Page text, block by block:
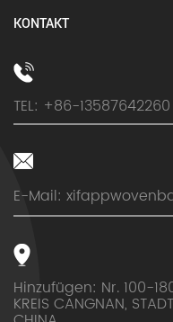
KONTAKT
TEL: +86-13587642260
E-Mail:
Hinzufügen: Nr. 100-
KREIS CANGNAN,